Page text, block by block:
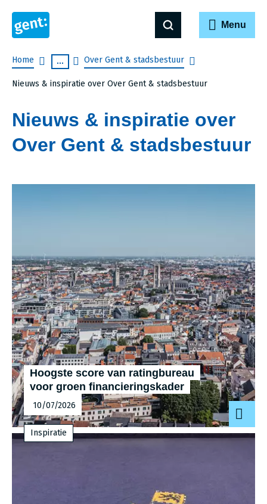
Menu
Breadcrumb
Home ... Over Gent & stadsbestuur
Nieuws & inspiratie over Over Gent & stadsbestuur
Nieuws & inspiratie over
Over Gent & stadsbestuur
Hoogste score van ratingbureau
voor groen finan­cie­rings­ka­der
10/07/2026
Inspiratie